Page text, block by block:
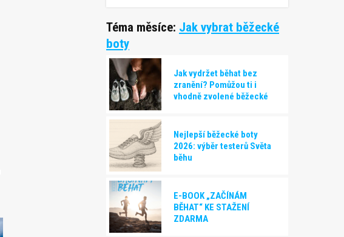
Téma měsíce: Jak vybrat běžecké
boty
Jak vydržet běhat bez
zranění? Pomůžou ti i
vhodně zvolené běžecké
Nejlepší běžecké boty
2026: výběr testerů Světa
běhu
E-BOOK „ZAČÍNÁM
BĚHAT“ KE STAŽENÍ
ZDARMA